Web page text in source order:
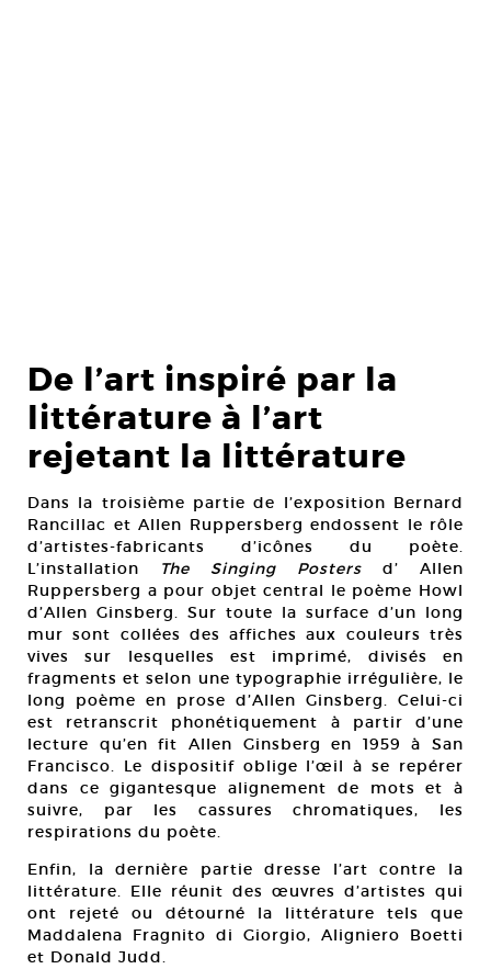
De l’art inspiré par la
littérature à l’art
rejetant la littérature
Dans la troisième partie de l’exposition Bernard
Rancillac et Allen Ruppersberg endossent le rôle
d’artistes-fabricants d’icônes du poète.
L’installation
The Singing Posters d’ Allen
Ruppersberg a pour objet central le poème Howl
d’Allen Ginsberg. Sur toute la surface d’un long
mur sont collées des affiches aux couleurs très
vives sur lesquelles est imprimé, divisés en
fragments et selon une typographie irrégulière, le
long poème en prose d’Allen Ginsberg. Celui-ci
est retranscrit phonétiquement à partir d’une
lecture qu’en fit Allen Ginsberg en 1959 à San
Francisco. Le dispositif oblige l’œil à se repérer
dans ce gigantesque alignement de mots et à
suivre, par les cassures chromatiques, les
respirations du poète.
Enfin, la dernière partie dresse l’art contre la
littérature. Elle réunit des œuvres d’artistes qui
ont rejeté ou détourné la littérature tels que
Maddalena Fragnito di Giorgio, Aligniero Boetti
et Donald Judd.